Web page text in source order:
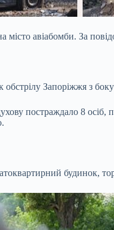
місто авіабомби. За
Запоріжжя з
постраждало 8
будинок,